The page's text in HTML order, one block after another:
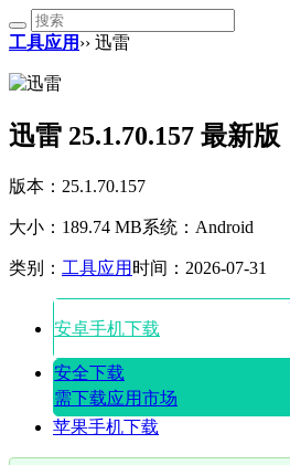
工具应用 ›› 迅雷
迅雷 25.1.70.157 最新版
版本：25.1.70.157
大小：189.74 MB系统：Android
类别： 工具应用 时间：2026-07-31
安卓手机下载
安全下载
需下载应用市场
苹果手机下载